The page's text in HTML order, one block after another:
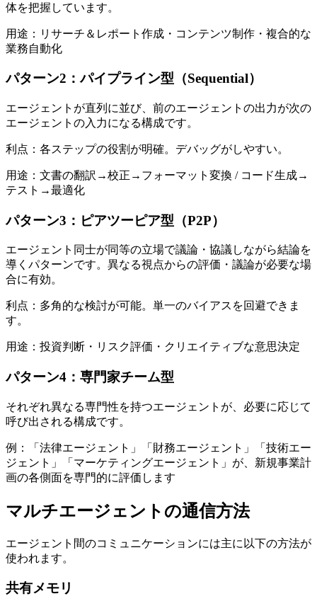
体を把握しています。
用途：リサーチ＆レポート作成・コンテンツ制作・複合的な
業務自動化
パターン2：パイプライン型（Sequential）
エージェントが直列に並び、前のエージェントの出力が次の
エージェントの入力になる構成です。
利点：各ステップの役割が明確。デバッグがしやすい。
用途：文書の翻訳→校正→フォーマット変換 / コード生成→
テスト→最適化
パターン3：ピアツーピア型（P2P）
エージェント同士が同等の立場で議論・協議しながら結論を
導くパターンです。異なる視点からの評価・議論が必要な場
合に有効。
利点：多角的な検討が可能。単一のバイアスを回避できま
す。
用途：投資判断・リスク評価・クリエイティブな意思決定
パターン4：専門家チーム型
それぞれ異なる専門性を持つエージェントが、必要に応じて
呼び出される構成です。
例：「法律エージェント」「財務エージェント」「技術エー
ジェント」「マーケティングエージェント」が、新規事業計
画の各側面を専門的に評価します
マルチエージェントの通信方法
エージェント間のコミュニケーションには主に以下の方法が
使われます。
共有メモリ